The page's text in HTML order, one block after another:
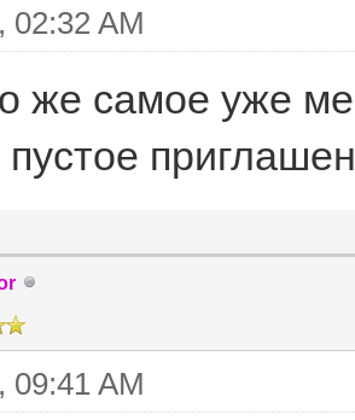
02:32 AM
же самое уже
09:41 AM